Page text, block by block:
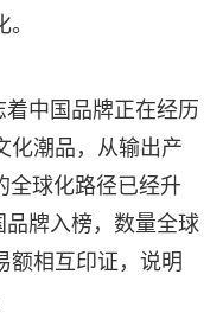
中国品牌正在经历
化潮品，从输出产
全球化路径已经升
牌入榜，数量全球
额相互印证，说明